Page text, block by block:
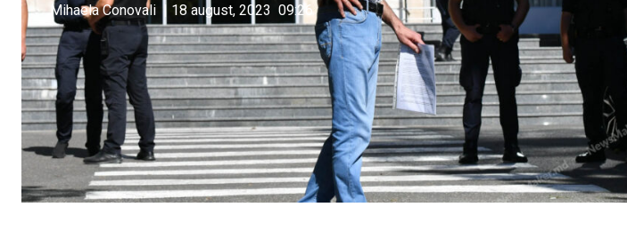
Mihaela Conovali | 18 august, 2023 09:26